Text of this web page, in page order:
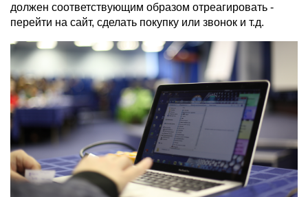
должен соответствующим образом отреагировать -
перейти на сайт, сделать покупку или звонок и т.д.